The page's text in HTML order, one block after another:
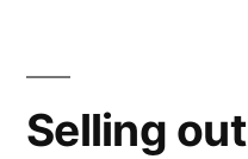
Selling